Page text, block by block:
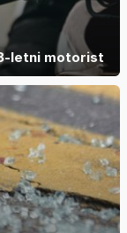
letni motorist